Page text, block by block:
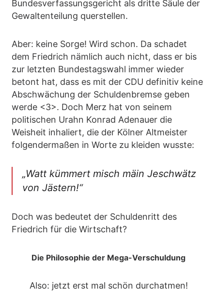
Bundesverfassungsgericht als dritte Säule der
Gewaltenteilung querstellen.
Aber: keine Sorge! Wird schon. Da schadet
dem Friedrich nämlich auch nicht, dass er bis
zur letzten Bundestagswahl immer wieder
betont hat, dass es mit der CDU definitiv keine
Abschwächung der Schuldenbremse geben
werde <3>. Doch Merz hat von seinem
politischen Urahn Konrad Adenauer die
Weisheit inhaliert, die der Kölner Altmeister
folgendermaßen in Worte zu kleiden wusste:
„Watt kümmert misch mäin Jeschwätz
von Jästern!“
Doch was bedeutet der Schuldenritt des
Friedrich für die Wirtschaft?
Die Philosophie der Mega-Verschuldung
Also: jetzt erst mal schön durchatmen!